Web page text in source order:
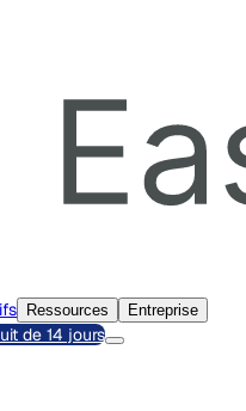
Ressources
Entreprise
de 14 jours